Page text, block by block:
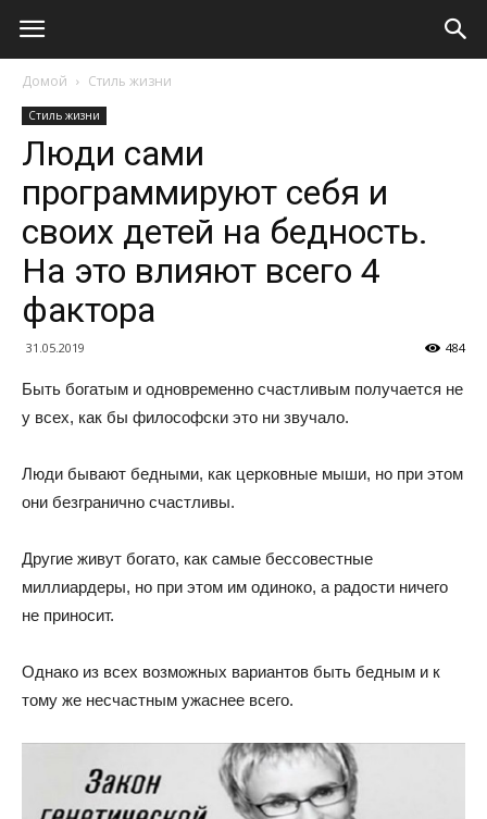
Домой Стиль жизни
Стиль жизни
Люди сами
программируют себя и
своих детей на бедность.
На это влияют всего 4
фактора
31.05.2019 484
Быть богатым и одновременно счастливым получается не
у всех, как бы философски это ни звучало.
Люди бывают бедными, как церковные мыши, но при этом
они безгранично счастливы.
Другие живут богато, как самые бессовестные
миллиардеры, но при этом им одиноко, а радости ничего
не приносит.
Однако из всех возможных вариантов быть бедным и к
тому же несчастным ужаснее всего.